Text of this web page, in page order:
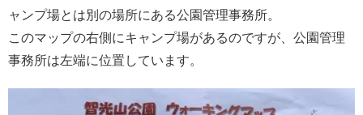
ャンプ場とは別の場所にある公園管理事務所。
このマップの右側にキャンプ場があるのですが、公園管理
事務所は左端に位置しています。